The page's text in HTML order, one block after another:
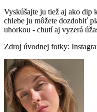
Vyskúšajte ju tiež aj ako dip
chlebe ju môžete dozdobiť
uhorkou - chutí aj vyzerá
Zdroj úvodnej fotky: